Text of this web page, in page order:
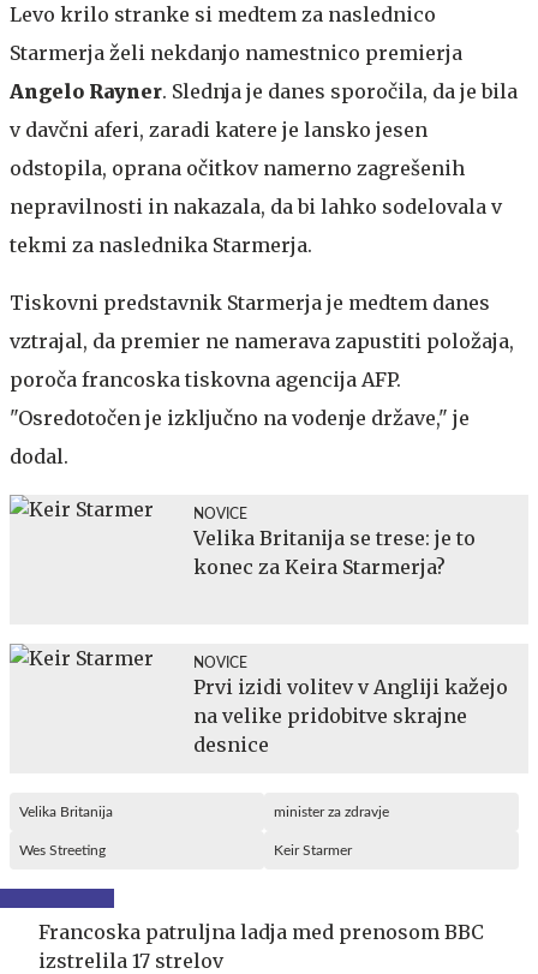
Levo krilo stranke si medtem za naslednico
Starmerja želi nekdanjo namestnico premierja
Angelo Rayner. Slednja je danes sporočila, da je bila
v davčni aferi, zaradi katere je lansko jesen
odstopila, oprana očitkov namerno zagrešenih
nepravilnosti in nakazala, da bi lahko sodelovala v
tekmi za naslednika Starmerja.
Tiskovni predstavnik Starmerja je medtem danes
vztrajal, da premier ne namerava zapustiti položaja,
poroča francoska tiskovna agencija AFP.
"Osredotočen je izključno na vodenje države," je
dodal.
NOVICE
Velika Britanija se trese: je to
konec za Keira Starmerja?
NOVICE
Prvi izidi volitev v Angliji kažejo
na velike pridobitve skrajne
desnice
Velika Britanija minister za zdravje
Wes Streeting Keir Starmer
Francoska patruljna ladja med prenosom BBC
izstrelila 17 strelov